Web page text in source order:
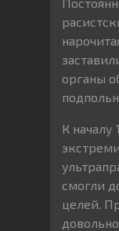
органы
К началу
смогли
целей.